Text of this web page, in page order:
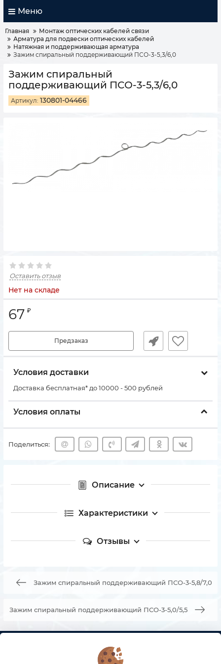
Меню
Главная
Монтаж оптических кабелей связи
Арматура для подвески оптических кабелей
Натяжная и поддерживающая арматура
Зажим спиральный поддерживающий ПСО-3-5,3/6,0
Зажим спиральный
поддерживающий ПСО-3-5,3/6,0
Артикул: 130801-04466
Оставить отзыв
Нет на складе
67 ₽
Предзаказ
Условия доставки
Доставка бесплатная* до 10000 - 500 рублей
Условия оплаты
Поделиться:
Описание
Характеристики
Отзывы
Зажим спиральный поддерживающий ПСО-3-5,8/7,0
Зажим спиральный поддерживающий ПСО-3-5,0/5,5